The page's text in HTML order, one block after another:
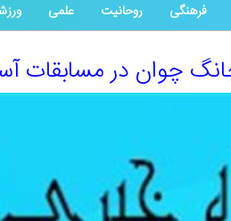
فرهنگی روحانیت علمی
چوان در مسابقات